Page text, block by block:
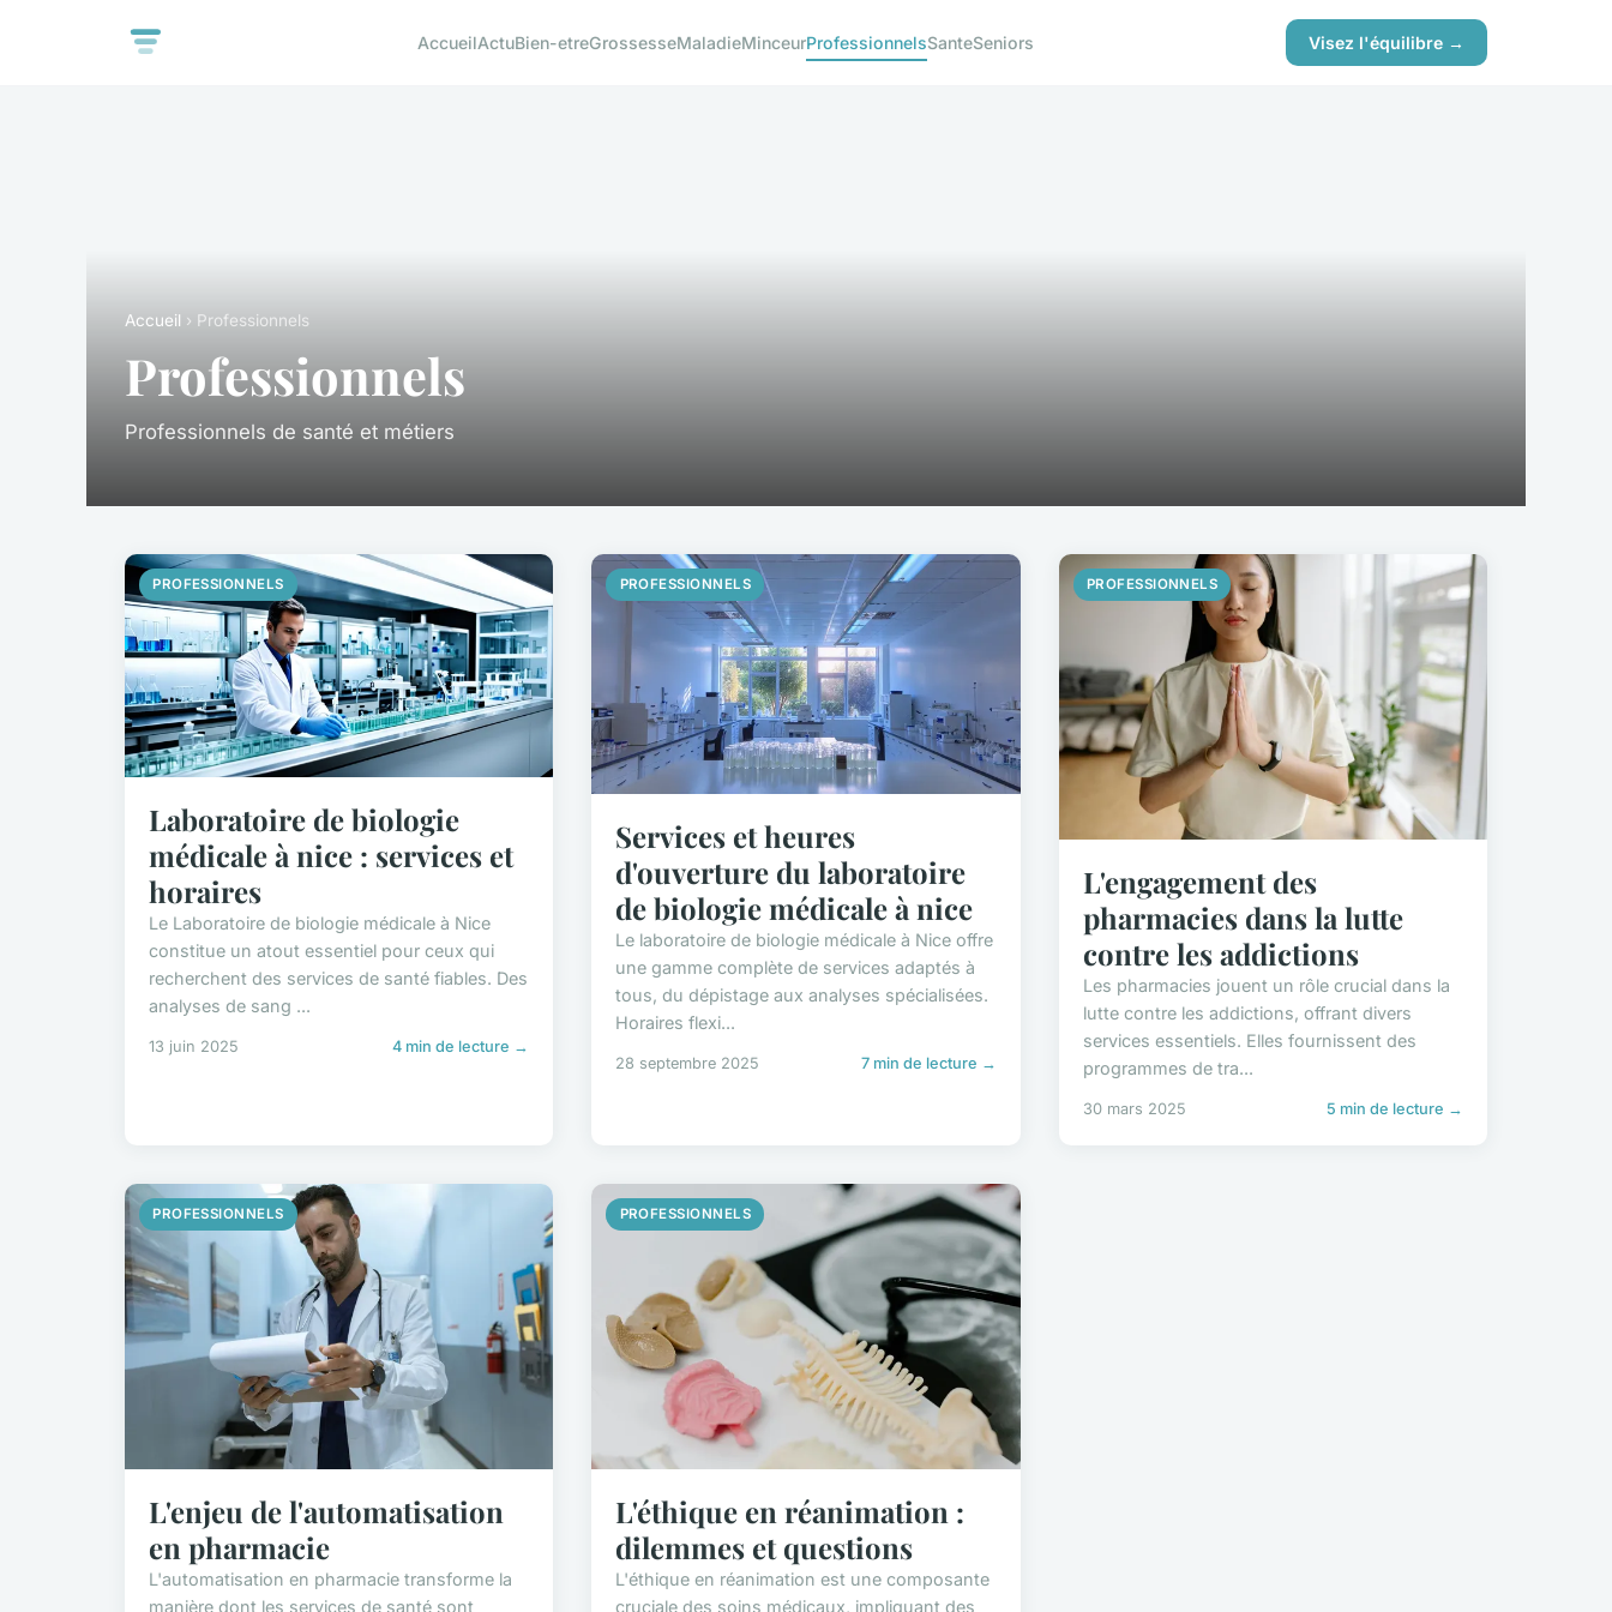
AccueilActuBien-etreGrossesseMaladieMinceurProfessionnelsSanteSeniors Visez l'équilibre →
Accueil › Professionnels
Professionnels
Professionnels de santé et métiers
PROFESSIONNELS
Laboratoire de biologie
médicale à nice : services et
horaires
Le Laboratoire de biologie médicale à Nice
constitue un atout essentiel pour ceux qui
recherchent des services de santé fiables. Des
analyses de sang ...
13 juin 2025 4 min de lecture →
PROFESSIONNELS
Services et heures
d'ouverture du laboratoire
de biologie médicale à nice
Le laboratoire de biologie médicale à Nice offre
une gamme complète de services adaptés à
tous, du dépistage aux analyses spécialisées.
Horaires flexi...
28 septembre 2025 7 min de lecture →
PROFESSIONNELS
L'engagement des
pharmacies dans la lutte
contre les addictions
Les pharmacies jouent un rôle crucial dans la
lutte contre les addictions, offrant divers
services essentiels. Elles fournissent des
programmes de tra...
30 mars 2025 5 min de lecture →
PROFESSIONNELS
L'enjeu de l'automatisation
en pharmacie
L'automatisation en pharmacie transforme la
manière dont les services de santé sont
PROFESSIONNELS
L'éthique en réanimation :
dilemmes et questions
L'éthique en réanimation est une composante
cruciale des soins médicaux, impliquant des